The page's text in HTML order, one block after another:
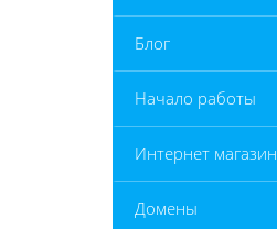
Блог
Начало работы
Интернет магазин
Домены